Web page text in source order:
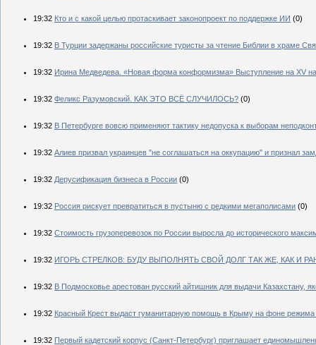
19:32 Кто и с какой целью протаскивает законопроект по поддержке ИИ (0)
19:32 В Турции задержаны российские туристы за чтение Библии в храме
19:32 Ирина Медведева. «Новая форма конформизма» Выступление на XV
19:32 Феликс Разумовский. КАК ЭТО ВСЁ СЛУЧИЛОСЬ? (0)
19:32 В Петербурге вовсю применяют тактику недопуска к выборам
19:32 Алиев призвал украинцев "не соглашаться на оккупацию" и признал
19:32 Дерусификация бизнеса в России (0)
19:32 Россия рискует превратиться в пустыню с редкими мегаполисами (0)
19:32 Стоимость грузоперевозок по России выросла до исторического
19:32 ИГОРЬ СТРЕЛКОВ: БУДУ ВЫПОЛНЯТЬ СВОЙ ДОЛГ ТАК ЖЕ, КАК И
19:32 В Подмосковье арестован русский айтишник для выдачи Казахстану,
19:32 Красный Крест выдаст гуманитарную помощь в Крыму на фоне
19:32 Первый кадетский корпус (Санкт-Петербург) приглашает